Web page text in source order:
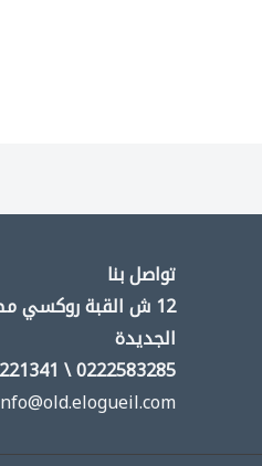
تواصل بنا
12 ش القبة روكسي
الجديدة
0222583285 \ 01122221341